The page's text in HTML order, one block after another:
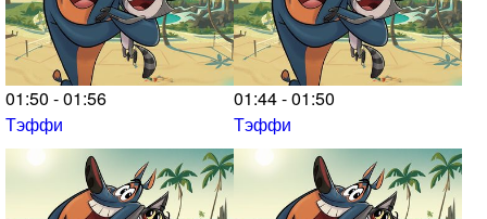
01:50 - 01:56
Тэффи
01:44 - 01:50
Тэффи